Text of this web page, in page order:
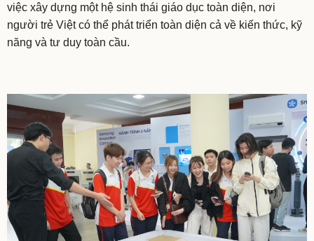
việc xây dựng một hệ sinh thái giáo dục toàn diện, nơi
người trẻ Việt có thể phát triển toàn diện cả về kiến thức, kỹ
năng và tư duy toàn cầu.